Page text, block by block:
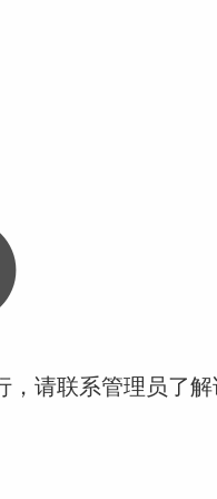
，请联系管理员了